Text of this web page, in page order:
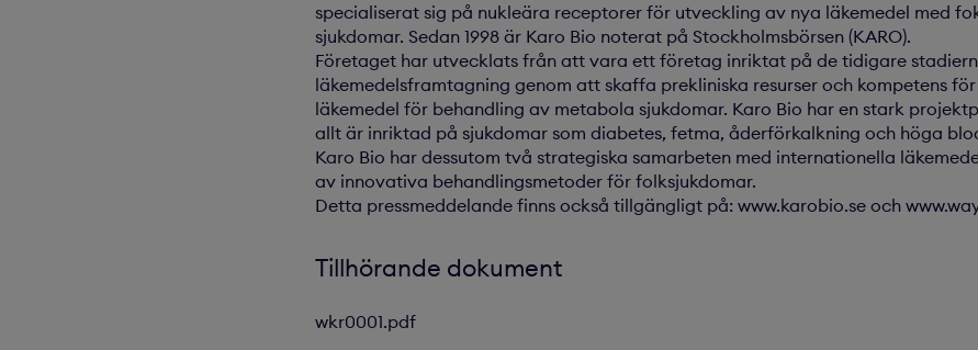
specialiserat sig på nukleära receptorer för utveckling av nya läkemedel med
sjukdomar. Sedan 1998 är Karo Bio noterat på Stockholmsbörsen (KARO).
Företaget har utvecklats från att vara ett företag inriktat på de tidigare
läkemedelsframtagning genom att skaffa prekliniska resurser och kompetens
läkemedel för behandling av metabola sjukdomar. Karo Bio har en stark
allt är inriktad på sjukdomar som diabetes, fetma, åderförkalkning och höga
Karo Bio har dessutom två strategiska samarbeten med internationella
av innovativa behandlingsmetoder för folksjukdomar.
Detta pressmeddelande finns också tillgängligt på: www.karobio.se och
Tillhörande dokument
wkr0001.pdf